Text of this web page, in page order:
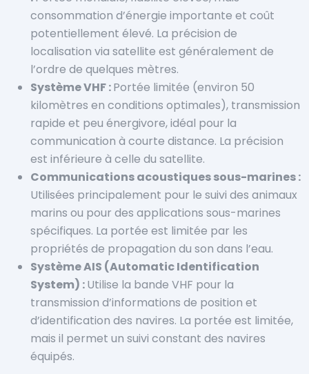
consommation d’énergie importante et coût
potentiellement élevé. La précision de
localisation via satellite est généralement de
l’ordre de quelques mètres.
Système VHF :Portée limitée (environ 50
kilomètres en conditions optimales), transmission
rapide et peu énergivore, idéal pour la
communication à courte distance. La précision
est inférieure à celle du satellite.
Communications acoustiques sous-marines :
Utilisées principalement pour le suivi des animaux
marins ou pour des applications sous-marines
spécifiques. La portée est limitée par les
propriétés de propagation du son dans l’eau.
Système AIS (Automatic Identification
System) :Utilise la bande VHF pour la
transmission d’informations de position et
d’identification des navires. La portée est limitée,
mais il permet un suivi constant des navires
équipés.